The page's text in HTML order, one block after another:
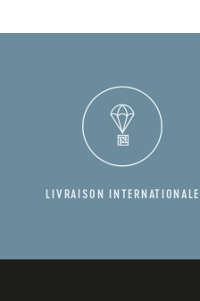
LIVRAISON INTERNATIONALE